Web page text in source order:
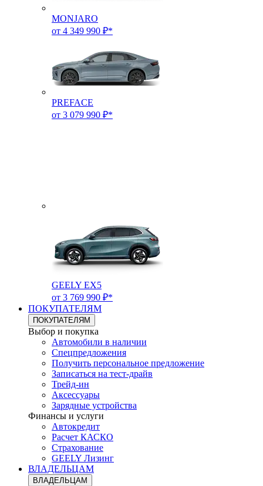
MONJARO
от 4 349 990 ₽*
PREFACE
от 3 079 990 ₽*
GEELY EX5
от 3 769 990 ₽*
ПОКУПАТЕЛЯМ
ПОКУПАТЕЛЯМ
Выбор и покупка
Автомобили в наличии
Спецпредложения
Получить персональное предложение
Записаться на тест-драйв
Трейд-ин
Аксессуары
Зарядные устройства
Финансы и услуги
Автокредит
Расчет КАСКО
Страхование
GEELY Лизинг
ВЛАДЕЛЬЦАМ
ВЛАДЕЛЬЦАМ